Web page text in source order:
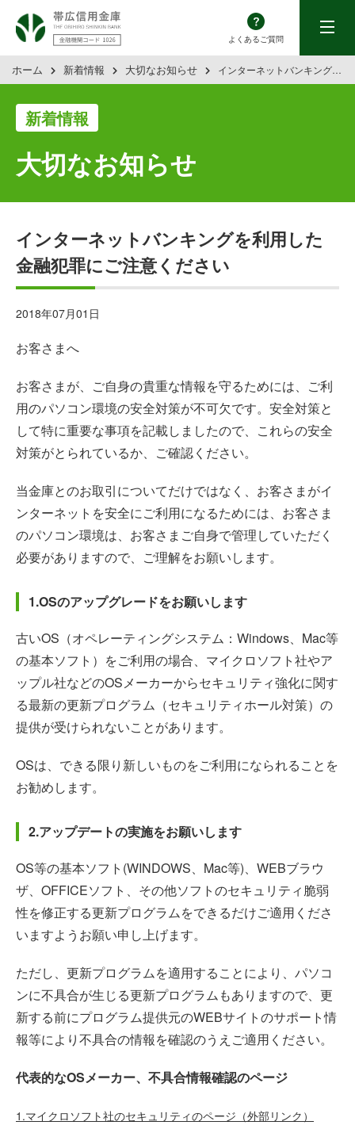
menu
帯広信用金庫
よくあるご質問
ホーム 新着情報 大切なお知らせ インターネットバンキングを利用した金融犯罪にご注意ください
新着情報
大切なお知らせ
インターネットバンキングを利用した
金融犯罪にご注意ください
2018年07月01日
お客さまへ
お客さまが、ご自身の貴重な情報を守るためには、ご利
用のパソコン環境の安全対策が不可欠です。安全対策と
して特に重要な事項を記載しましたので、これらの安全
対策がとられているか、ご確認ください。
当金庫とのお取引についてだけではなく、お客さまがイ
ンターネットを安全にご利用になるためには、お客さま
のパソコン環境は、お客さまご自身で管理していただく
必要がありますので、ご理解をお願いします。
1.OSのアップグレードをお願いします
古いOS（オペレーティングシステム：Windows、Mac等
の基本ソフト）をご利用の場合、マイクロソフト社やア
ップル社などのOSメーカーからセキュリティ強化に関す
る最新の更新プログラム（セキュリティホール対策）の
提供が受けられないことがあります。
OSは、できる限り新しいものをご利用になられることを
お勧めします。
2.アップデートの実施をお願いします
OS等の基本ソフト(WINDOWS、Mac等)、WEBブラウ
ザ、OFFICEソフト、その他ソフトのセキュリティ脆弱
性を修正する更新プログラムをできるだけご適用くださ
いますようお願い申し上げます。
ただし、更新プログラムを適用することにより、パソコ
ンに不具合が生じる更新プログラムもありますので、更
新する前にプログラム提供元のWEBサイトのサポート情
報等により不具合の情報を確認のうえご適用ください。
代表的なOSメーカー、不具合情報確認のページ
1.マイクロソフト社のセキュリティのページ（外部リンク）